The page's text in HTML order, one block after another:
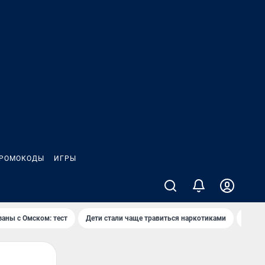
ИГРЫ
с Омском: тест Дети стали чаще травиться наркотиками